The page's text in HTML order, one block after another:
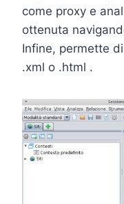
come proxy e
ottenuta
Infine, permette
.xml o .html .